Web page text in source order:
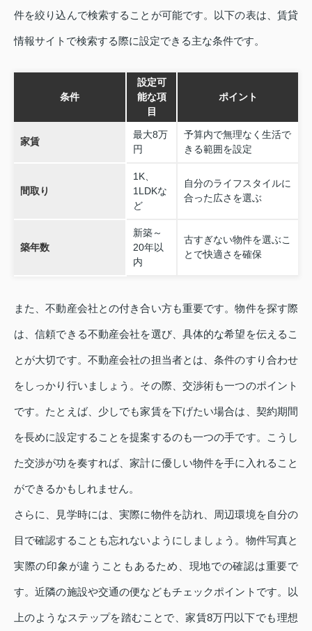
件を絞り込んで検索することが可能です。以下の表は、賃貸
情報サイトで検索する際に設定できる主な条件です。
条件
設定可
能な項
目
ポイント
家賃
最大8万
円
予算内で無理なく生活で
きる範囲を設定
間取り
1K、
1LDKな
ど
自分のライフスタイルに
合った広さを選ぶ
築年数
新築～
20年以
内
古すぎない物件を選ぶこ
とで快適さを確保
また、不動産会社との付き合い方も重要です。物件を探す際
は、信頼できる不動産会社を選び、具体的な希望を伝えるこ
とが大切です。不動産会社の担当者とは、条件のすり合わせ
をしっかり行いましょう。その際、交渉術も一つのポイント
です。たとえば、少しでも家賃を下げたい場合は、契約期間
を長めに設定することを提案するのも一つの手です。こうし
た交渉が功を奏すれば、家計に優しい物件を手に入れること
ができるかもしれません。
さらに、見学時には、実際に物件を訪れ、周辺環境を自分の
目で確認することも忘れないようにしましょう。物件写真と
実際の印象が違うこともあるため、現地での確認は重要で
す。近隣の施設や交通の便などもチェックポイントです。以
上のようなステップを踏むことで、家賃8万円以下でも理想